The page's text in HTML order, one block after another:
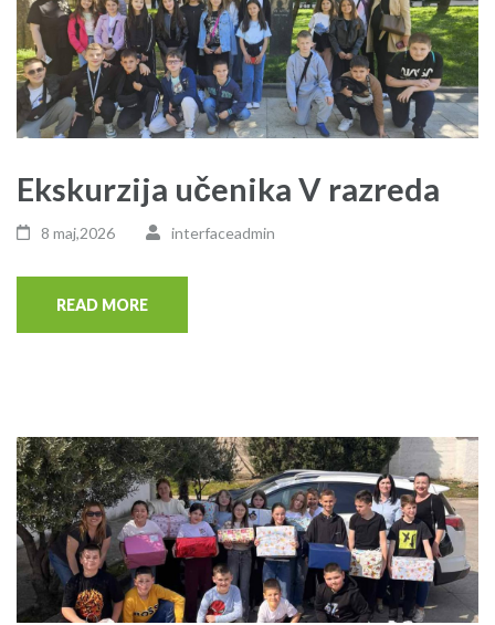
Ekskurzija učenika V razreda
8 maj,2026 interfaceadmin
READ MORE